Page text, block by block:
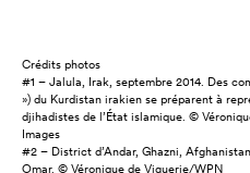
Crédits photos
#1 – Jalula, Irak, septembre 2014. Des
») du Kurdistan irakien se préparent à
djihadistes de l’État islamique. ©
Images
#2 – District d’Andar, Ghazni,
Omar. © Véronique de Viguerie/WPN